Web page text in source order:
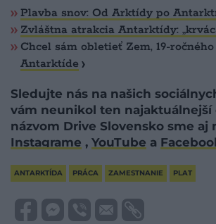
​Plavba snov: Od Arktídy po
Zvláštna atrakcia Antarktídy:
Chcel sám obletieť Zem, 19-
Antarktíde
Sledujte nás na našich
vám neunikol ten najaktuálnejší
názvom Drive Slovensko sme aj
Instagrame , YouTube a
ANTARKTÍDA PRÁCA ZAMESTNANIE PLAT